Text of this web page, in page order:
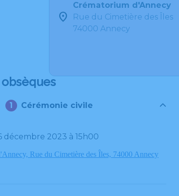
Crématorium d'Annecy
Rue du Cimetière des Îles
74000 Annecy
Cérémonie civile
décembre 2023 à 15h00
Rue du Cimetière des Îles, 74000 Annecy